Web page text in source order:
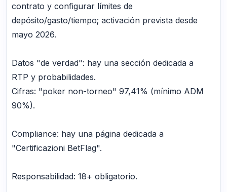
contrato y configurar límites de
depósito/gasto/tiempo; activación prevista desde
mayo 2026.
Datos "de verdad": hay una sección dedicada a
RTP y probabilidades.
Cifras: "poker non-torneo" 97,41% (mínimo ADM
90%).
Compliance: hay una página dedicada a
"Certificazioni BetFlag".
Responsabilidad: 18+ obligatorio.